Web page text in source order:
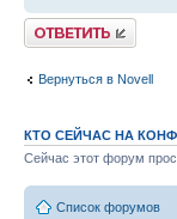
Ответить
Вернуться в Novell
КТО СЕЙЧАС НА
Сейчас этот форум
Список форумов